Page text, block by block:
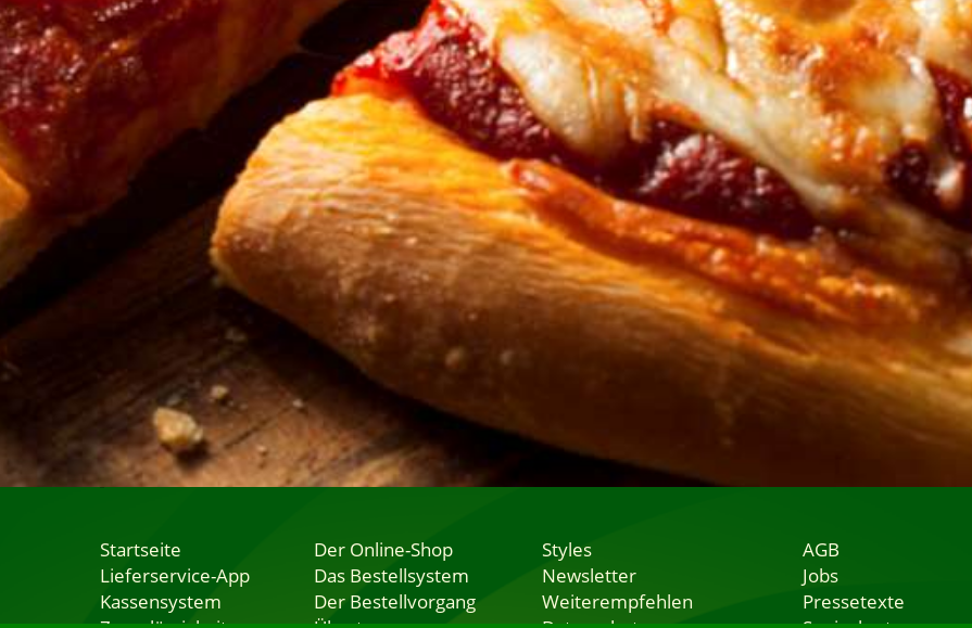
Startseite
Lieferservice-App
Kassensystem
Der Online-Shop
Das Bestellsystem
Der Bestellvorgang
Styles
Newsletter
Weiterempfehlen
AGB
Jobs
Pressetexte